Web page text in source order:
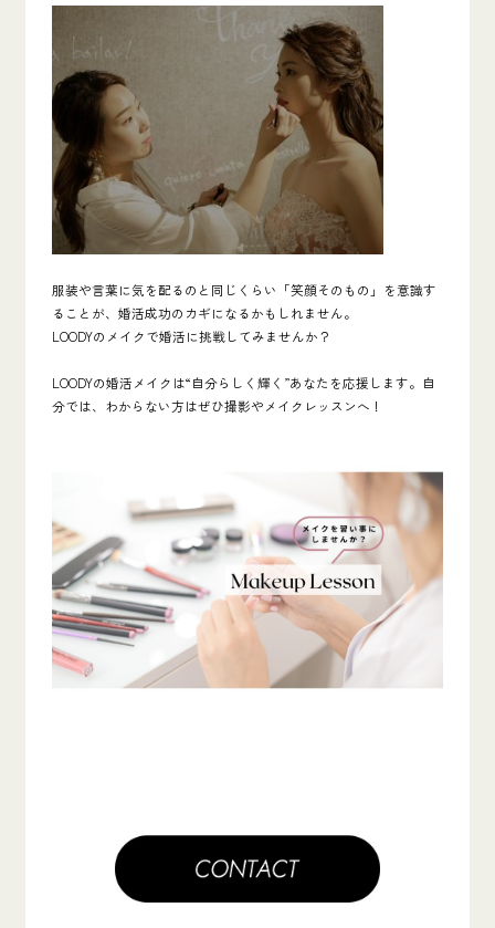
服装や言葉に気を配るのと同じくらい「笑顔そのもの」を意識す
ることが、婚活成功のカギになるかもしれません。
LOODYのメイクで婚活に挑戦してみませんか？
LOODYの婚活メイクは“自分らしく輝く”あなたを応援します。 自
分では、わからない方はぜひ撮影やメイクレッスンへ！